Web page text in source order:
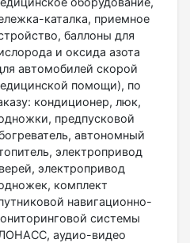
каталка, приемное
баллоны для
и оксида азота
автомобилей скорой
помощи), по
кондиционер, люк,
предпусковой
автономный
электропривод
электропривод
комплект
навигационно-
системы
аудио-видео